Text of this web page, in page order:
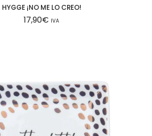
HYGGE ¡NO ME LO CREO!
17,90€ IVA